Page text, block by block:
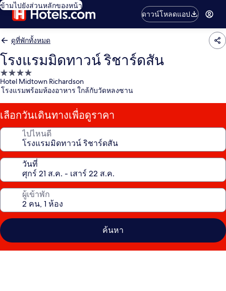
ข้ามไปยังส่วนหลักของหน้า
ดาวน์โหลดแอป
ดูที่พักทั้งหมด
โรงแรมมิดทาวน์ ริชาร์ดสัน
ที่พัก
4.0
Hotel Midtown Richardson
โรงแรมพร้อมห้องอาหาร ใกล้กับวัดหลงซาน
เลือกวันเดินทางเพื่อดูราคา
ไปไหนดี
วันที่
ผู้เข้าพัก
ค้นหา